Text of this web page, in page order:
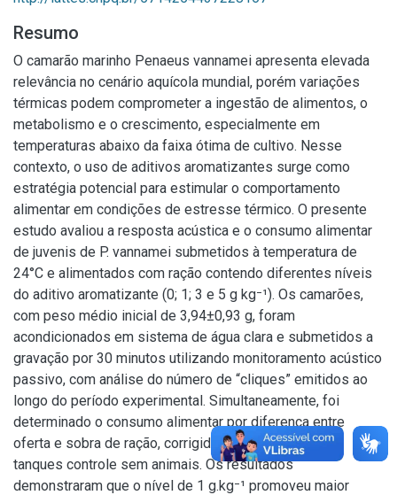
Resumo
O camarão marinho Penaeus vannamei apresenta elevada
relevância no cenário aquícola mundial, porém variações
térmicas podem comprometer a ingestão de alimentos, o
metabolismo e o crescimento, especialmente em
temperaturas abaixo da faixa ótima de cultivo. Nesse
contexto, o uso de aditivos aromatizantes surge como
estratégia potencial para estimular o comportamento
alimentar em condições de estresse térmico. O presente
estudo avaliou a resposta acústica e o consumo alimentar
de juvenis de P. vannamei submetidos à temperatura de
24°C e alimentados com ração contendo diferentes níveis
do aditivo aromatizante (0; 1; 3 e 5 g kg⁻¹). Os camarões,
com peso médio inicial de 3,94±0,93 g, foram
acondicionados em sistema de água clara e submetidos a
gravação por 30 minutos utilizando monitoramento acústico
passivo, com análise do número de “cliques” emitidos ao
longo do período experimental. Simultaneamente, foi
determinado o consumo alimentar por diferença entre
oferta e sobra de ração, corrigido pela lixiviação em
tanques controle sem animais. Os resultados
demonstraram que o nível de 1 g.kg⁻¹ promoveu maior